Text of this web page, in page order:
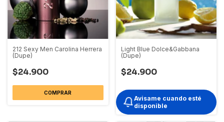
212 Sexy Men Carolina Herrera
(Dupe)
$24.900
COMPRAR
Light Blue Dolce&Gabbana
(Dupe)
$24.900
Avisame cuando esté
disponible